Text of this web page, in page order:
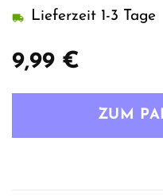
9,99 €
Lieferzeit 1-3 Tage
ZUM